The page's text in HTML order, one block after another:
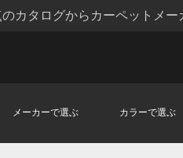
カタログからカーペットメ
メーカーで選ぶ カラーで選ぶ